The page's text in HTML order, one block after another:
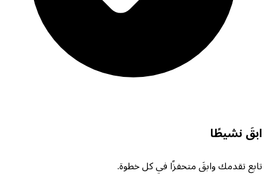
ابقَ نشيطًا
تابع تقدمك وابقَ متحفزًا في كل خطوة.